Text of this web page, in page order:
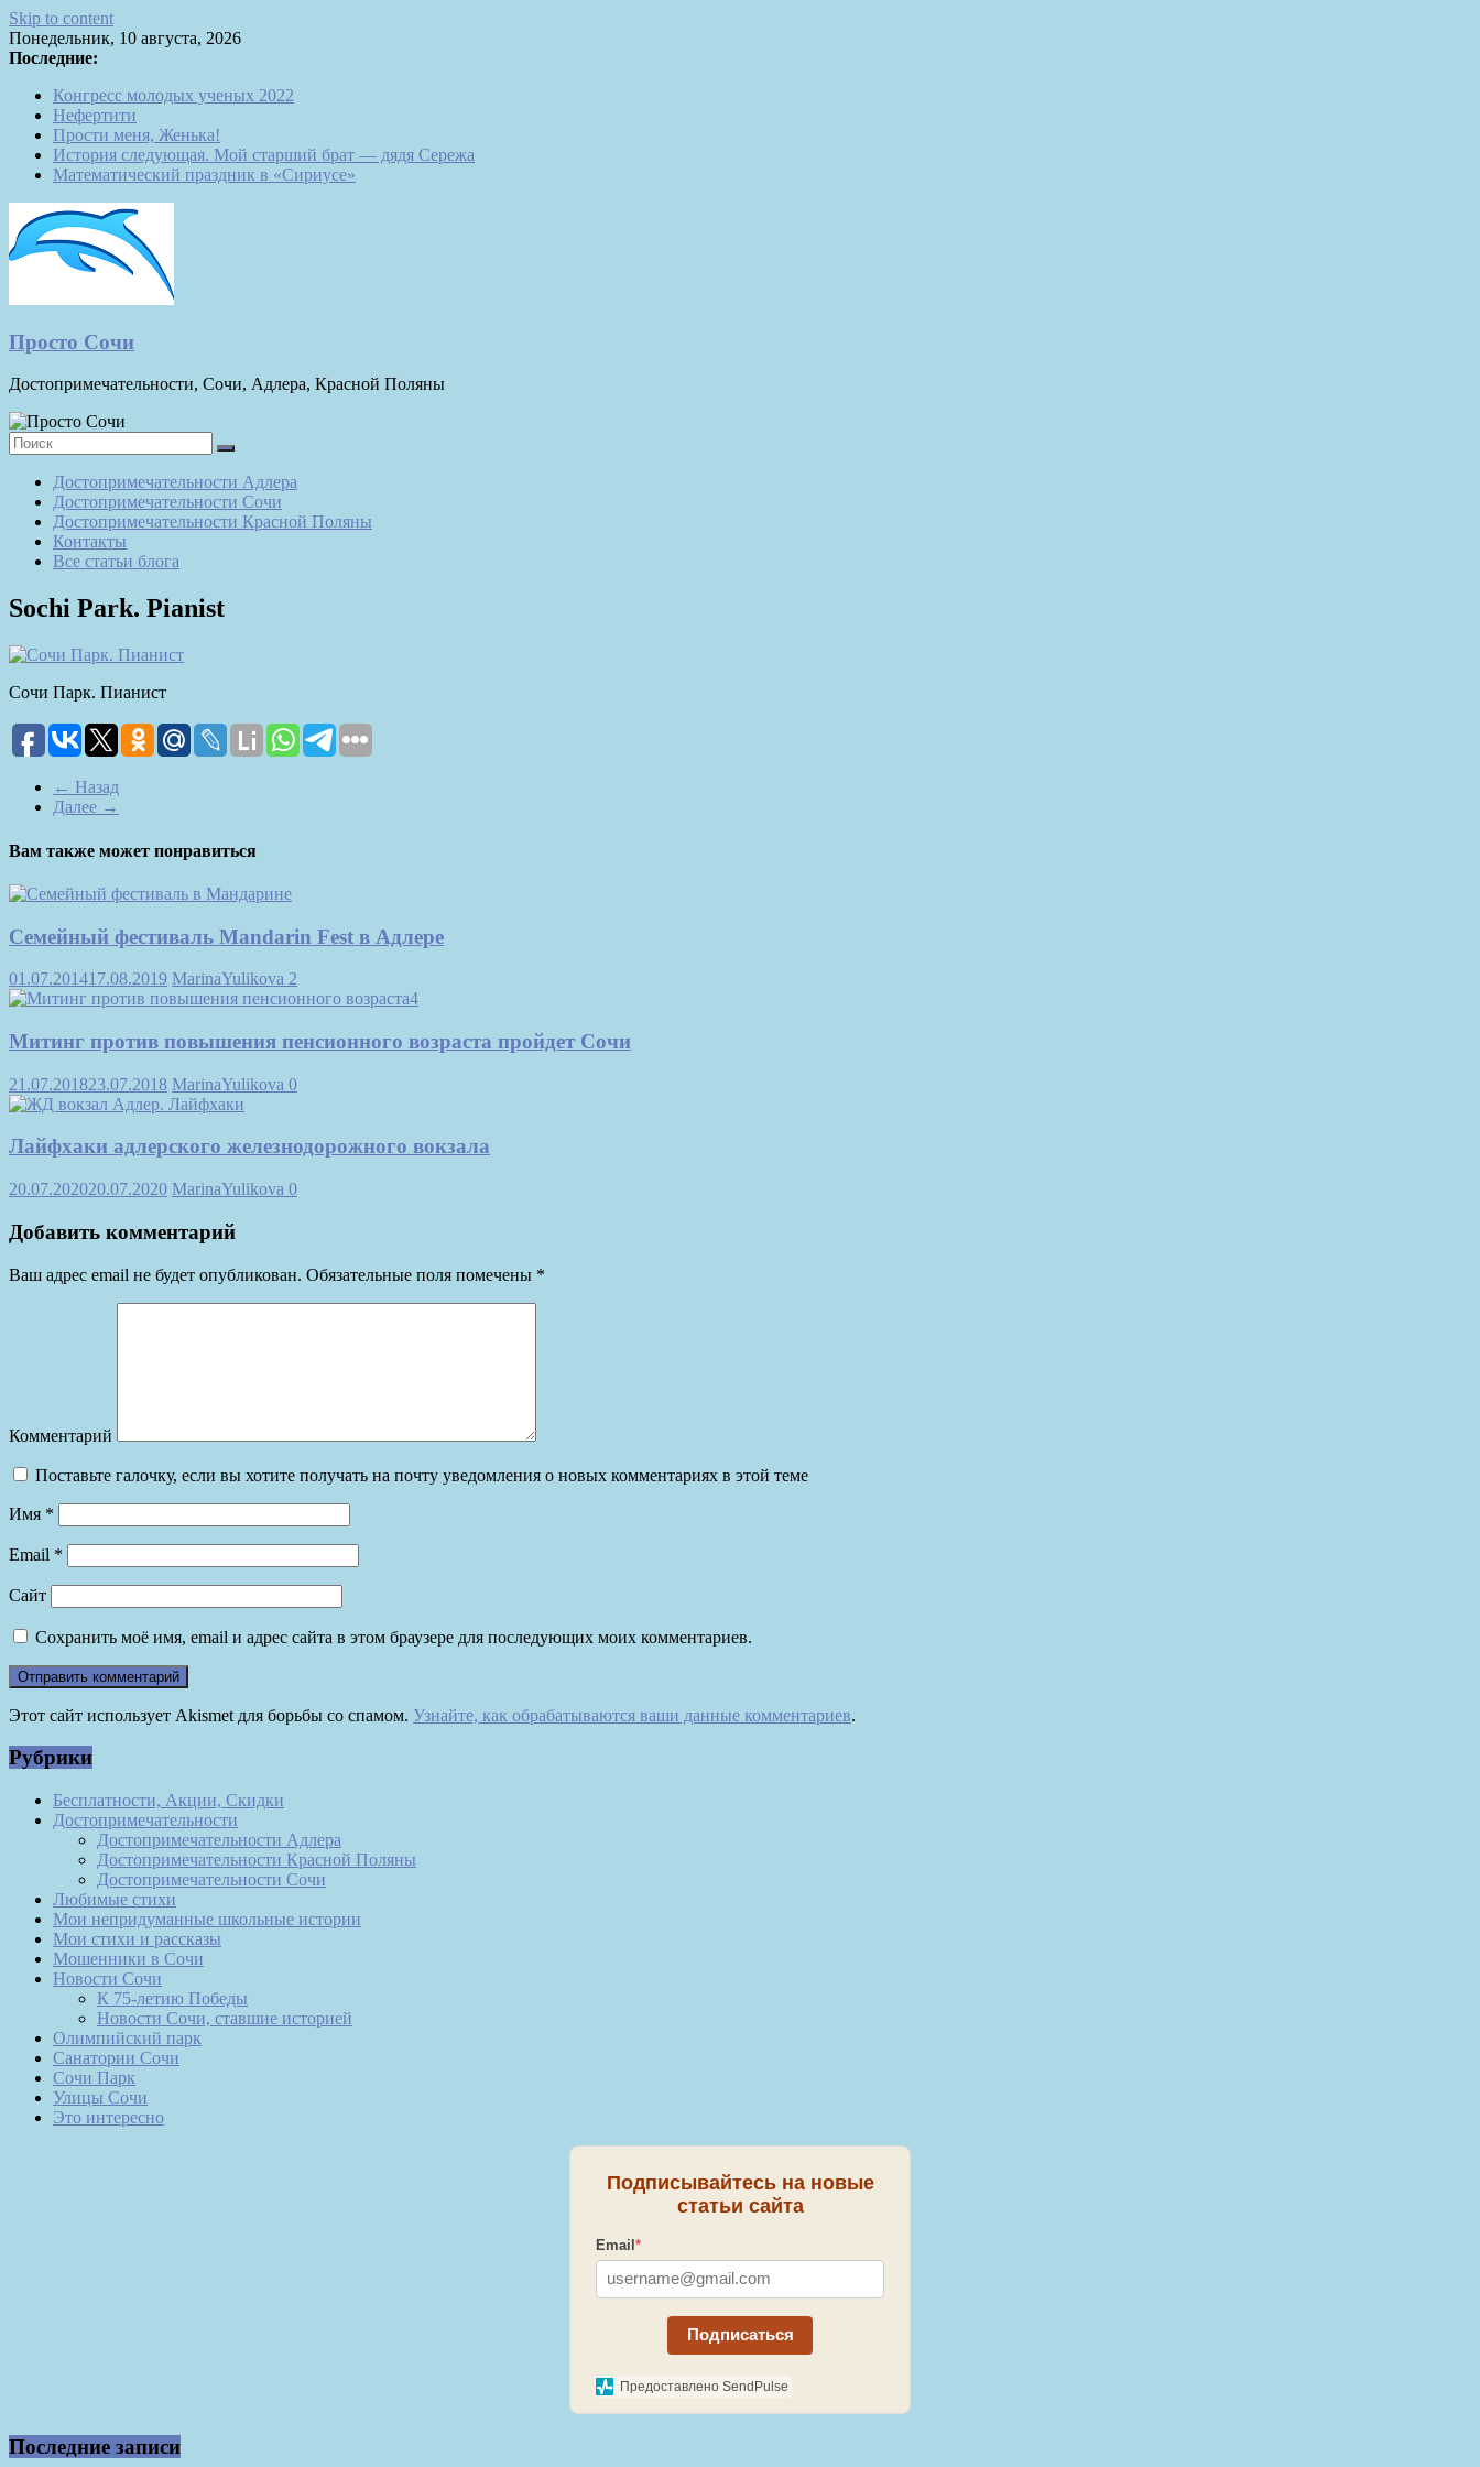
Skip to content
Понедельник, 10 августа, 2026
Последние:
Конгресс молодых ученых 2022
Нефертити
Прости меня, Женька!
История следующая. Мой старший брат — дядя Сережа
Математический праздник в «Сириусе»
Просто Сочи
Достопримечательности, Сочи, Адлера, Красной Поляны
Достопримечательности Адлера
Достопримечательности Сочи
Достопримечательности Красной Поляны
Контакты
Все статьи блога
Sochi Park. Pianist
Сочи Парк. Пианист
← Назад
Далее →
Вам также может понравиться
Семейный фестиваль Mandarin Fest в Адлере
01.07.201417.08.2019 MarinaYulikova 2
Митинг против повышения пенсионного возраста пройдет Сочи
21.07.201823.07.2018 MarinaYulikova 0
Лайфхаки адлерского железнодорожного вокзала
20.07.202020.07.2020 MarinaYulikova 0
Добавить комментарий
Ваш адрес email не будет опубликован. Обязательные поля помечены *
Комментарий
Поставьте галочку, если вы хотите получать на почту уведомления о новых комментариях в этой теме
Имя *
Email *
Сайт
Сохранить моё имя, email и адрес сайта в этом браузере для последующих моих комментариев.
Этот сайт использует Akismet для борьбы со спамом. Узнайте, как обрабатываются ваши данные комментариев.
Рубрики
Бесплатности, Акции, Скидки
Достопримечательности
Достопримечательности Адлера
Достопримечательности Красной Поляны
Достопримечательности Сочи
Любимые стихи
Мои непридуманные школьные истории
Мои стихи и рассказы
Мошенники в Сочи
Новости Сочи
К 75-летию Победы
Новости Сочи, ставшие историей
Олимпийский парк
Санатории Сочи
Сочи Парк
Улицы Сочи
Это интересно
Подписывайтесь на новые
статьи сайта
Email *
Подписаться
Предоставлено SendPulse
Последние записи